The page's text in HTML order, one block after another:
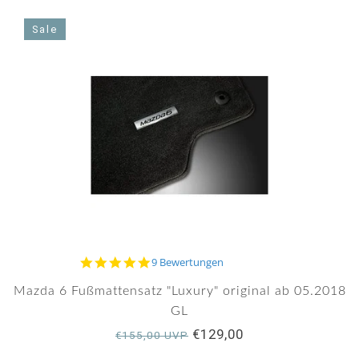
Sale
5.0
rating
9 Bewertungen
Mazda 6 Fußmattensatz "Luxury" original ab 05.2018
GL
€155,00 UVP €129,00